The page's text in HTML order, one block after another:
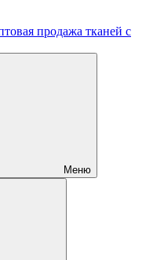
продажа тканей с
Меню